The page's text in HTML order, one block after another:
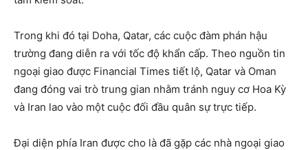
Trong khi đó tại Doha, Qatar, các cuộc đàm phán hậu
trường đang diễn ra với tốc độ khẩn cấp. Theo nguồn tin
ngoại giao được Financial Times tiết lộ, Qatar và Oman
đang đóng vai trò trung gian nhằm tránh nguy cơ Hoa Kỳ
và Iran lao vào một cuộc đối đầu quân sự trực tiếp.
Đại diện phía Iran được cho là đã gặp các nhà ngoại giao